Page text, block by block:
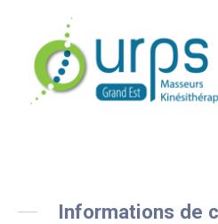
Informations de